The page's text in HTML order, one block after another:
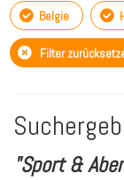
Belgie
Filter
"Sport &